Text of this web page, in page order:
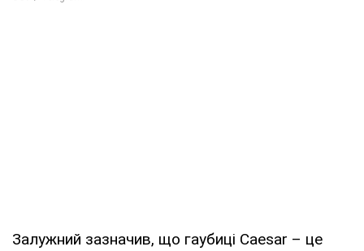
Залужний зазначив, що гаубиці Caesar – це